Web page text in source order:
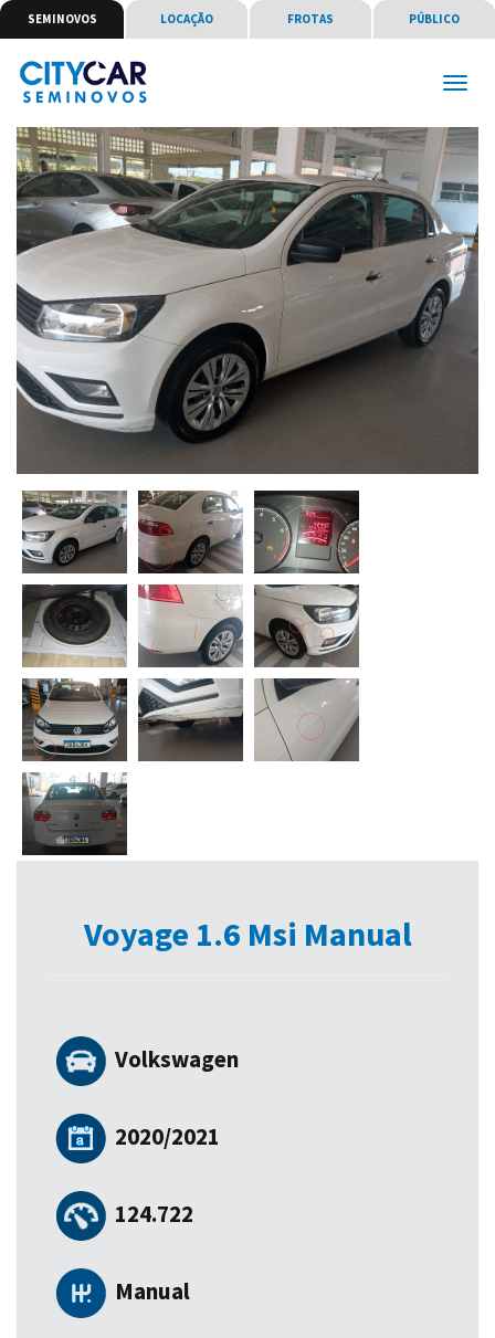
SEMINOVOS LOCAÇÃO FROTAS PÚBLICO
Menu
Voyage 1.6 Msi Manual
Volkswagen
2020/2021
124.722
Manual